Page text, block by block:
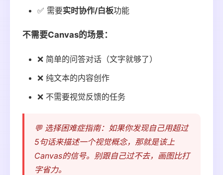
✅ 需要实时协作/白板功能
不需要Canvas的场景：
❌ 简单的问答对话（文字就够了）
❌ 纯文本的内容创作
❌ 不需要视觉反馈的任务
💬 选择困难症指南：如果你发现自己用超过
5句话来描述一个视觉概念，那就是该上
Canvas的信号。别跟自己过不去，画图比打
字省力。